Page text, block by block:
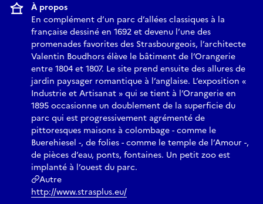
À propos
En complément d’un parc d’allées classiques à la
française dessiné en 1692 et devenu l’une des
promenades favorites des Strasbourgeois, l’architecte
Valentin Boudhors élève le bâtiment de l’Orangerie
entre 1804 et 1807. Le site prend ensuite des allures de
jardin paysager romantique à l’anglaise. L’exposition «
Industrie et Artisanat » qui se tient à l’Orangerie en
1895 occasionne un doublement de la superficie du
parc qui est progressivement agrémenté de
pittoresques maisons à colombage - comme le
Buerehiesel -, de folies - comme le temple de l’Amour -,
de pièces d’eau, ponts, fontaines. Un petit zoo est
implanté à l’ouest du parc.
Autre
http://www.strasplus.eu/